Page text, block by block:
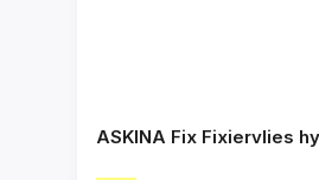
ASKINA Fix Fixiervlies